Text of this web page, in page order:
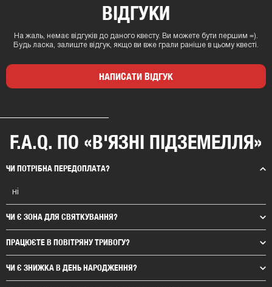
ВІДГУКИ
На жаль, немає відгуків до даного квесту. Ви можете бути першим =).
Будь ласка, залиште відгук, якщо ви вже грали раніше в цьому квесті.
НАПИСАТИ ВІДГУК
F.A.Q. ПО «В'ЯЗНІ ПІДЗЕМЕЛЛЯ»
ЧИ ПОТРІБНА ПЕРЕДОПЛАТА?
ні
ЧИ Є ЗОНА ДЛЯ СВЯТКУВАННЯ?
ПРАЦЮЄТЕ В ПОВІТРЯНУ ТРИВОГУ?
ЧИ Є ЗНИЖКА В ДЕНЬ НАРОДЖЕННЯ?